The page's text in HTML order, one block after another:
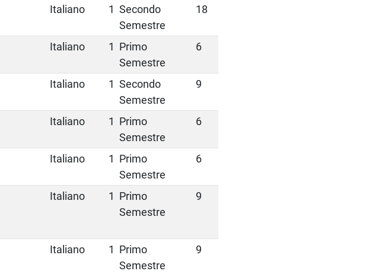
Italiano 1 Secondo
Semestre
18
Italiano 1 Primo
Semestre
6
Italiano 1 Secondo
Semestre
9
Italiano 1 Primo
Semestre
6
Italiano 1 Primo
Semestre
6
Italiano 1 Primo
Semestre
9
Italiano 1 Primo
Semestre
9